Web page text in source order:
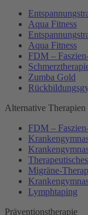
Aqua Fitness
Aqua Fitness
FDM –
Zumba Gold
Alternative Therapien
FDM –
Migräne-
Lymphtaping
Präventionstherapie